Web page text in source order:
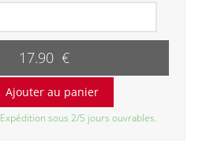
17.90 €
Expédition sous 2/5 jours ouvrables.